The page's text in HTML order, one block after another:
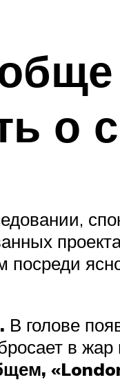
о
посреди
В голове
в